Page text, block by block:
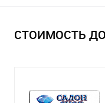
СТОИМОСТЬ